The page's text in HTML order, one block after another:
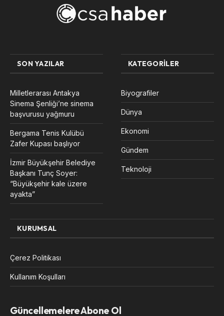
SON YAZILAR
Milletlerarası Antakya
Sinema Şenliği’ne sinema
başvurusu yağmuru
Bergama Tenis Kulübü
Zafer Kupası başlıyor
İzmir Büyükşehir Belediye
Başkanı Tunç Soyer:
“Büyükşehir kale üzere
ayakta”
KATEGORILER
Biyografiler
Dünya
Ekonomi
Gündem
Teknoloji
KURUMSAL
Çerez Politikası
Kullanım Koşulları
Güncellemelere Abone Ol